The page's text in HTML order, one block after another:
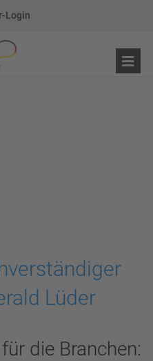
Login
Lüder
die Branchen: